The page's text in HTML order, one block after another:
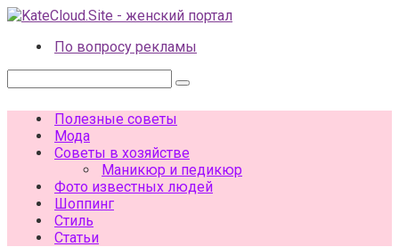
Перейти
контентуПо вопросу рекламы
Полезные советы
Мода
Советы в хозяйстве
Маникюр и педикюр
Фото известных людей
Шоппинг
Стиль
Статьи